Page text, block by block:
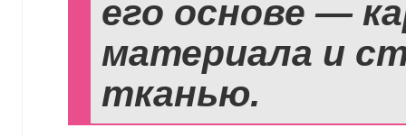
его основе —
материала и
тканью.